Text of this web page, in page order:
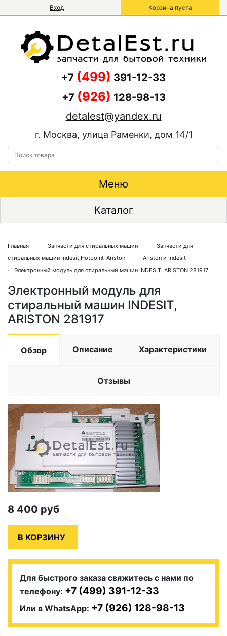
Вход Корзина пуста
+7 (499) 391-12-33
+7 (926) 128-98-13
detalest@yandex.ru
г. Москва, улица Раменки, дом 14/1
Меню
Каталог
Главная Запчасти для стиральных машин
Запчасти для
стиральных машин Indesit,Hotpoint-Ariston
Ariston и Indesit
Электронный модуль для стиральный машин INDESIT, ARISTON 281917
Электронный модуль для
стиральный машин INDESIT,
ARISTON 281917
Обзор Описание Характеристики
Отзывы
8 400 руб
Для быстрого заказа свяжитесь с нами по
телефону: +7 (499) 391-12-33
Или в WhatsApp: +7 (926) 128-98-13